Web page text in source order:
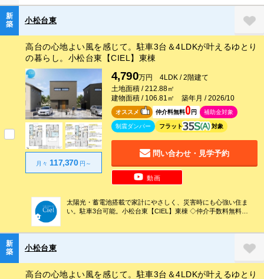
高台の心地よい風を感じて。駐車3台＆4LDKが叶えるゆとり
の暮らし。小松台東【CIEL】東棟
月々 117,370円～
オススメ 仲介料無料0円 補助金対象
制震ダンパー フラット 対象
動画
新
築
小松台東
4,790万円 4LDK / 2階建て
土地面積 / 212.88㎡
建物面積 / 106.81㎡ 築年月 / 2026/10
問い合わせ・見学予約
太陽光・蓄電池搭載で家計にやさしく、災害時にも心強い住ま
い。駐車3台可能。小松台東【CIEL】東棟 ◇仲介手数料無料！
高台の心地よい風を感じて。駐車3台＆4LDKが叶えるゆとり
新
築
小松台東